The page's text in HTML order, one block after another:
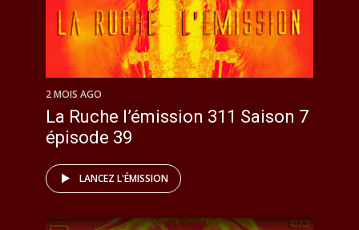
2 MOIS AGO
La Ruche l’émission 311 Saison 7
épisode 39
LANCEZ L'ÉMISSION